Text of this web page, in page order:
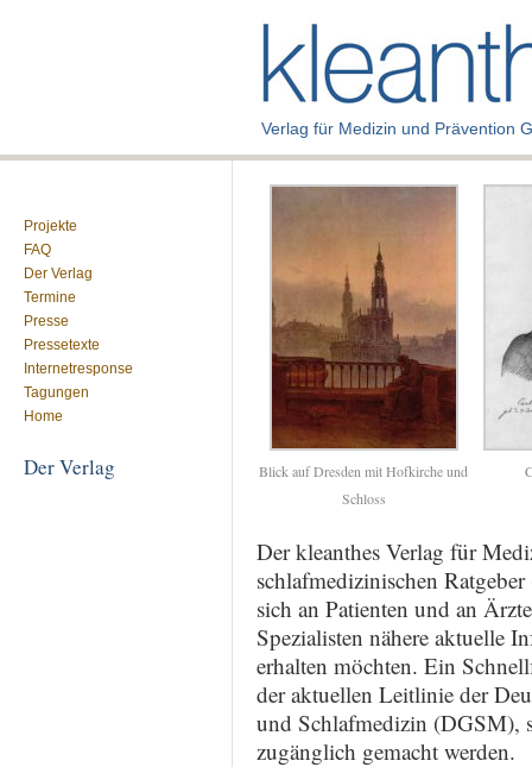
Verlag für Medizin und Prävention
Projekte
FAQ
Der Verlag
Termine
Presse
Pressetexte
Internetresponse
Tagungen
Home
Der Verlag
Blick auf Dresden mit Hofkirche und
Schloss
Der kleanthes Verlag für
schlafmedizinischen Ratgeber
sich an Patienten und an
Spezialisten nähere aktuelle
erhalten möchten. Ein
der aktuellen Leitlinie der
und Schlafmedizin (DGSM),
zugänglich gemacht werden.